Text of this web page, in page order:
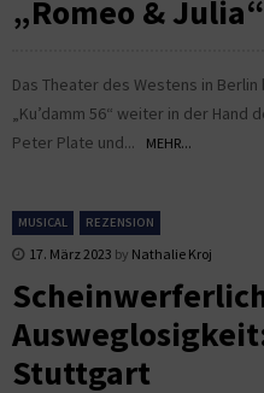
„Romeo &
Das Theater des Westens in
„Ku’damm 56“ weiter in der
Peter Plate und...
MEHR...
MUSICAL REZENSION
17. März 2023 by Nathalie Kroj
Stuttgart